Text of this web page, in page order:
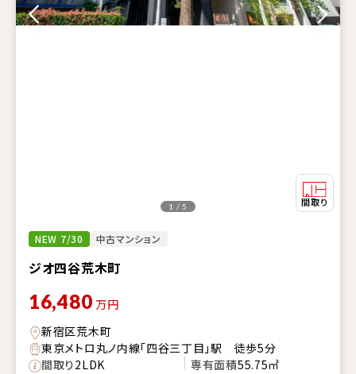
NEW 7/30 中古マンション
ジオ四谷荒木町
1 / 5
16,480 万円
新宿区荒木町
東京メトロ丸ノ内線「四谷三丁目」駅 徒歩5分
間取り2LDK 専有面積55.75㎡